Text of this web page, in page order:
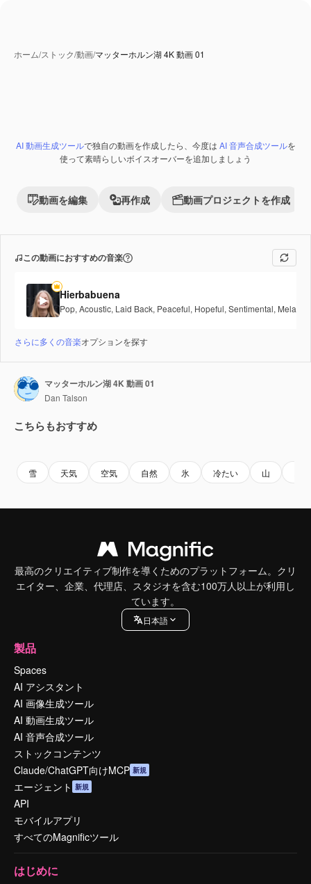
ホーム/ストック/動画/マッターホルン湖 4K 動画 01
Premium
AI 動画生成ツールで独自の動画を作成したら、今度は AI 音声合成ツールを
使って素晴らしいボイスオーバーを追加しましょう
動画を編集 再作成 動画プロジェクトを作成
この動画におすすめの音楽
Hierbabuena
Pop, Acoustic, Laid Back, Peaceful, Hopeful, Sentimental,
さらに多くの音楽オプションを探す
マッターホルン湖 4K 動画 01
Dan Talson
こちらもおすすめ
雪 天気 空気 自然 氷 冷たい 山
最高のクリエイティブ制作を導くためのプラットフォーム。クリ
エイター、企業、代理店、スタジオを含む100万人以上が利用し
ています。
日本語
製品
Spaces
AI アシスタント
AI 画像生成ツール
AI 動画生成ツール
AI 音声合成ツール
ストックコンテンツ
Claude/ChatGPT向けMCP 新規
エージェント 新規
API
モバイルアプリ
すべてのMagnificツール
はじめに